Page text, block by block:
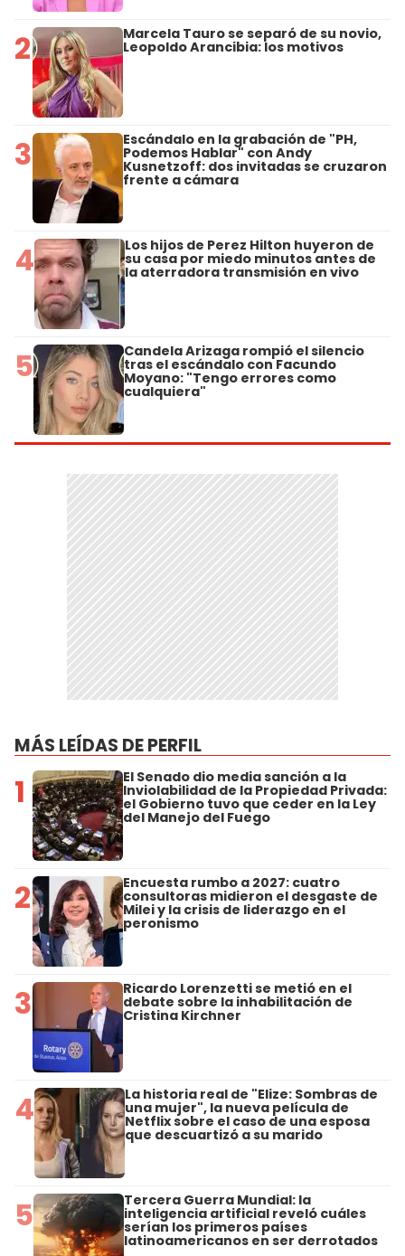
2 Marcela Tauro se separó de su novio,
Leopoldo Arancibia: los motivos
3 Escándalo en la grabación de "PH,
Podemos Hablar" con Andy
Kusnetzoff: dos invitadas se cruzaron
frente a cámara
4 Los hijos de Perez Hilton huyeron de
su casa por miedo minutos antes de
la aterradora transmisión en vivo
5 Candela Arizaga rompió el silencio
tras el escándalo con Facundo
Moyano: "Tengo errores como
cualquiera"
MÁS LEÍDAS DE PERFIL
1 El Senado dio media sanción a la
Inviolabilidad de la Propiedad Privada:
el Gobierno tuvo que ceder en la Ley
del Manejo del Fuego
2 Encuesta rumbo a 2027: cuatro
consultoras midieron el desgaste de
Milei y la crisis de liderazgo en el
peronismo
3 Ricardo Lorenzetti se metió en el
debate sobre la inhabilitación de
Cristina Kirchner
4 La historia real de "Elize: Sombras de
una mujer", la nueva película de
Netflix sobre el caso de una esposa
que descuartizó a su marido
5 Tercera Guerra Mundial: la
inteligencia artificial reveló cuáles
serían los primeros países
latinoamericanos en ser derrotados